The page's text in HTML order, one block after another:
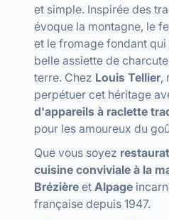
et simple. Inspirée des
évoque la montagne, le
et le fromage fondant
belle assiette de
terre. Chez Louis Tellier,
perpétuer cet héritage
d'appareils à raclette
pour les amoureux du
Que vous soyez
cuisine conviviale à la
Brézière et Alpage
française depuis 1947.